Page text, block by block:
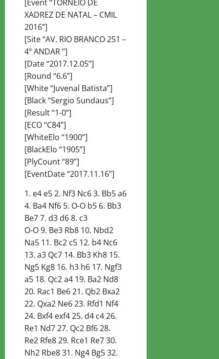
[Event “TORNEIO DE
XADREZ DE NATAL – CMIL
2016”]
[Site “AV. RIO BRANCO 251 –
4º ANDAR “]
[Date “2017.12.05”]
[Round “6.6”]
[White “Juvenal Batista”]
[Black “Sergio Sundaus”]
[Result “1-0”]
[ECO “C84”]
[WhiteElo “1900”]
[BlackElo “1905”]
[PlyCount “89”]
[EventDate “2017.11.16”]
1. e4 e5 2. Nf3 Nc6 3. Bb5 a6
4. Ba4 Nf6 5. O-O b5 6. Bb3
Be7 7. d3 d6 8. c3
O-O 9. Be3 Rb8 10. Nbd2
Na5 11. Bc2 c5 12. b4 Nc6
13. a3 Qc7 14. Bb3 Kh8 15.
Ng5 Kg8 16. h3 h6 17. Ngf3
a5 18. Qc2 a4 19. Ba2 Nd8
20. Rac1 Be6 21. Qb2 Bxa2
22. Qxa2 Ne6 23. Rfd1 Nf4
24. Bxf4 exf4 25. d4 c4 26.
Re1 Nd7 27. Qc2 Bf6 28.
Re2 Rfe8 29. Rce1 Re7 30.
Nh2 Rbe8 31. Ng4 Bg5 32.